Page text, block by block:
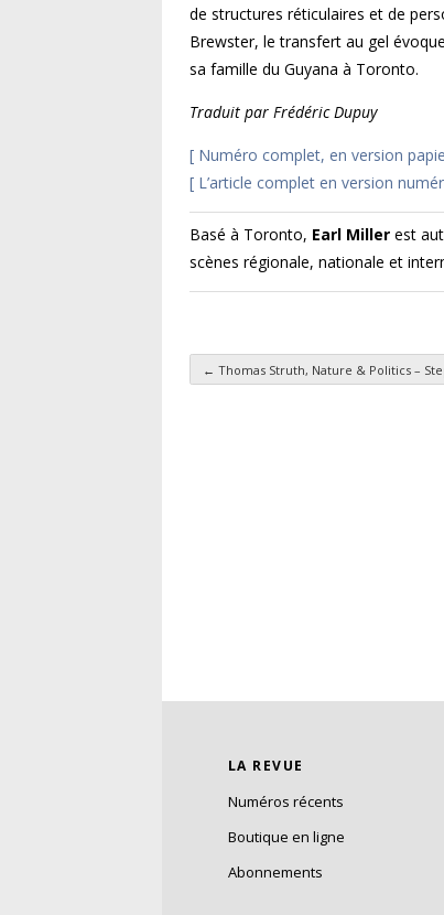
de structures réticulaires et de
Brewster, le transfert au gel
sa famille du Guyana à Toronto.
Traduit par Frédéric Dupuy
[ Numéro complet, en version
[ L’article complet en version
Basé à Toronto, Earl Miller est
scènes régionale, nationale et
← Thomas Struth, Nature & Politics –
LA REVUE
Numéros récents
Boutique en ligne
Abonnements